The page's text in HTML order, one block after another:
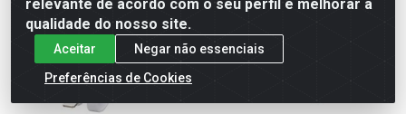
relevante de acordo com o seu perfil e melhorar a
qualidade do nosso site.
Aceitar
Negar não essenciais
Preferências de Cookies